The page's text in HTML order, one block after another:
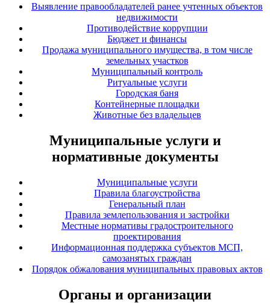
Выявление правообладателей ранее учтенных объектов
недвижимости
Противодействие коррупции
Бюджет и финансы
Продажа муниципального имущества, в том числе
земельных участков
Муниципальный контроль
Ритуальные услуги
Городская баня
Контейнерные площадки
Животные без владельцев
Муниципальные услуги и
нормативные документы
Муниципальные услуги
Правила благоустройства
Генеральный план
Правила землепользования и застройки
Местные нормативы градостроительного
проектирования
Информационная поддержка субъектов МСП,
самозанятых граждан
Порядок обжалования муниципальных правовых актов
Органы и организации